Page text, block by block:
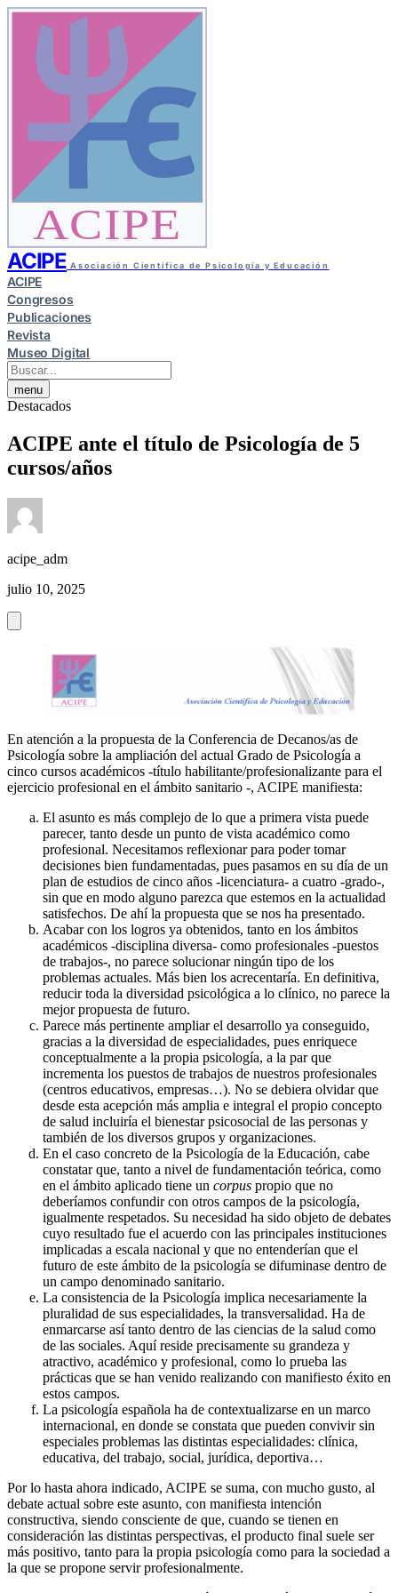
ACIPE
ACIPE Asociación Científica de Psicología y Educación
ACIPE
Congresos
Publicaciones
Revista
Museo Digital
menu
Destacados
ACIPE ante el título de Psicología de 5
cursos/años
acipe_adm
julio 10, 2025
En atención a la propuesta de la Conferencia de Decanos/as de
Psicología sobre la ampliación del actual Grado de Psicología a
cinco cursos académicos -título habilitante/profesionalizante para el
ejercicio profesional en el ámbito sanitario -, ACIPE manifiesta:
El asunto es más complejo de lo que a primera vista puede
parecer, tanto desde un punto de vista académico como
profesional. Necesitamos reflexionar para poder tomar
decisiones bien fundamentadas, pues pasamos en su día de un
plan de estudios de cinco años -licenciatura- a cuatro -grado-,
sin que en modo alguno parezca que estemos en la actualidad
satisfechos. De ahí la propuesta que se nos ha presentado.
Acabar con los logros ya obtenidos, tanto en los ámbitos
académicos -disciplina diversa- como profesionales -puestos
de trabajos-, no parece solucionar ningún tipo de los
problemas actuales. Más bien los acrecentaría. En definitiva,
reducir toda la diversidad psicológica a lo clínico, no parece la
mejor propuesta de futuro.
Parece más pertinente ampliar el desarrollo ya conseguido,
gracias a la diversidad de especialidades, pues enriquece
conceptualmente a la propia psicología, a la par que
incrementa los puestos de trabajos de nuestros profesionales
(centros educativos, empresas…). No se debiera olvidar que
desde esta acepción más amplia e integral el propio concepto
de salud incluiría el bienestar psicosocial de las personas y
también de los diversos grupos y organizaciones.
En el caso concreto de la Psicología de la Educación, cabe
constatar que, tanto a nivel de fundamentación teórica, como
en el ámbito aplicado tiene un corpus propio que no
deberíamos confundir con otros campos de la psicología,
igualmente respetados. Su necesidad ha sido objeto de debates
cuyo resultado fue el acuerdo con las principales instituciones
implicadas a escala nacional y que no entenderían que el
futuro de este ámbito de la psicología se difuminase dentro de
un campo denominado sanitario.
La consistencia de la Psicología implica necesariamente la
pluralidad de sus especialidades, la transversalidad. Ha de
enmarcarse así tanto dentro de las ciencias de la salud como
de las sociales. Aquí reside precisamente su grandeza y
atractivo, académico y profesional, como lo prueba las
prácticas que se han venido realizando con manifiesto éxito en
estos campos.
La psicología española ha de contextualizarse en un marco
internacional, en donde se constata que pueden convivir sin
especiales problemas las distintas especialidades: clínica,
educativa, del trabajo, social, jurídica, deportiva…
Por lo hasta ahora indicado, ACIPE se suma, con mucho gusto, al
debate actual sobre este asunto, con manifiesta intención
constructiva, siendo consciente de que, cuando se tienen en
consideración las distintas perspectivas, el producto final suele ser
más positivo, tanto para la propia psicología como para la sociedad a
la que se propone servir profesionalmente.